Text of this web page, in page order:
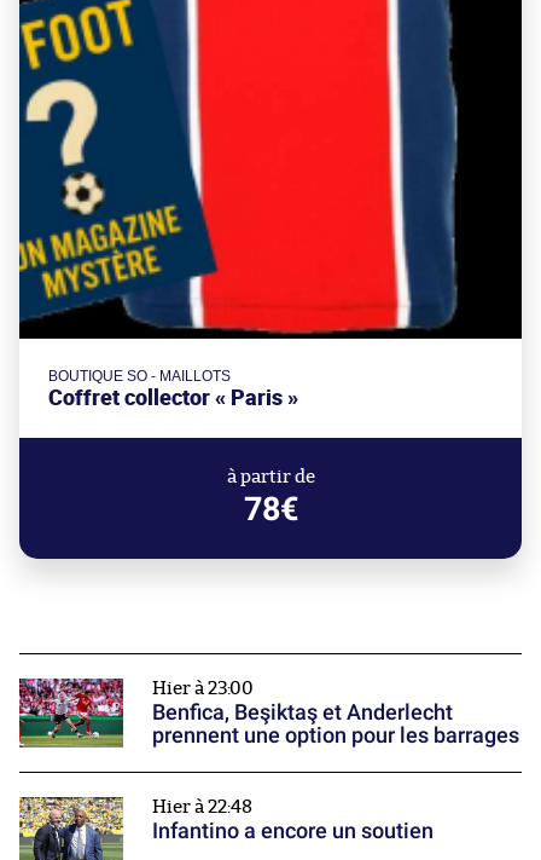
BOUTIQUE SO - MAILLOTS
Coffret collector « Paris »
à partir de
78€
Hier à 23:00
Benfica, Beşiktaş et Anderlecht
prennent une option pour les barrages
Hier à 22:48
Infantino a encore un soutien